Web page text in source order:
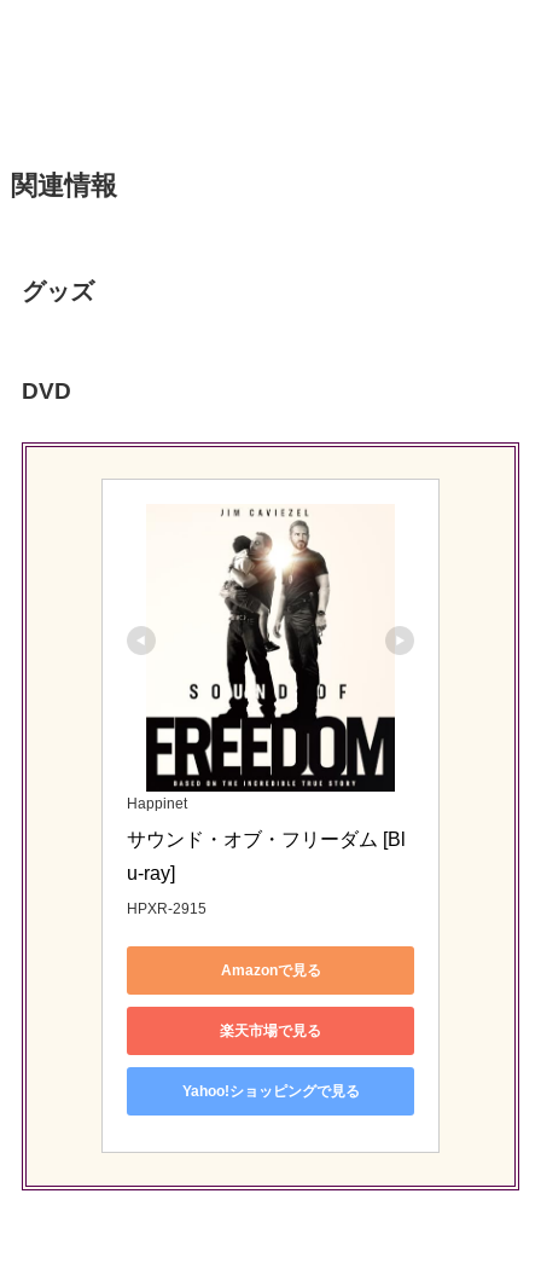
関連情報
グッズ
DVD
Happinet
サウンド・オブ・フリーダム [Bl
u-ray]
HPXR-2915
Amazonで見る
楽天市場で見る
Yahoo!ショッピングで見る